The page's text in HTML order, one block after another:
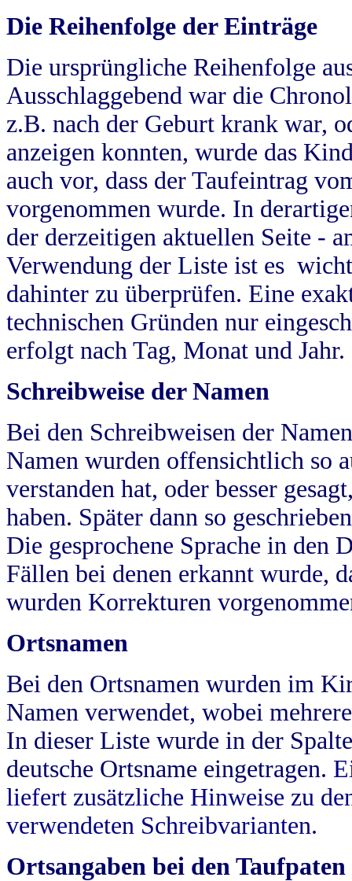
Die Reihenfolge der Einträge
Die ursprüngliche Reihenfolge
Ausschlaggebend war die
z.B. nach der Geburt krank war,
anzeigen konnten, wurde das
auch vor, dass der Taufeintrag
vorgenommen wurde. In
der derzeitigen aktuellen Seite -
Verwendung der Liste ist es
dahinter zu überprüfen. Eine
technischen Gründen nur
erfolgt nach Tag, Monat und Jahr.
Schreibweise der Namen
Bei den Schreibweisen der
Namen wurden offensichtlich so
verstanden hat, oder besser
haben. Später dann so
Die gesprochene Sprache in
Fällen bei denen erkannt wurde,
wurden Korrekturen
Ortsnamen
Bei den Ortsnamen wurden im
Namen verwendet, wobei
In dieser Liste wurde in der
deutsche Ortsname eingetragen.
liefert zusätzliche Hinweise zu
verwendeten Schreibvarianten.
Ortsangaben bei den Taufpaten